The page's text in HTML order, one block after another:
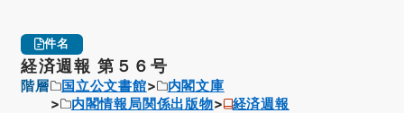
件名
経済週報 第５６号
階層 国立公文書館
内閣文庫
内閣情報局関係出版物
経済週報